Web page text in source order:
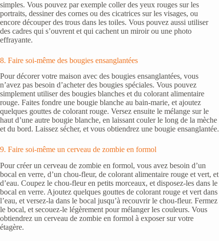
simples. Vous pouvez par exemple coller des yeux rouges sur les
portraits, dessiner des cornes ou des cicatrices sur les visages, ou
encore découper des trous dans les toiles. Vous pouvez aussi utiliser
des cadres qui s’ouvrent et qui cachent un miroir ou une photo
effrayante.
8. Faire soi-même des bougies ensanglantées
Pour décorer votre maison avec des bougies ensanglantées, vous
n’avez pas besoin d’acheter des bougies spéciales. Vous pouvez
simplement utiliser des bougies blanches et du colorant alimentaire
rouge. Faites fondre une bougie blanche au bain-marie, et ajoutez
quelques gouttes de colorant rouge. Versez ensuite le mélange sur le
haut d’une autre bougie blanche, en laissant couler le long de la mèche
et du bord. Laissez sécher, et vous obtiendrez une bougie ensanglantée.
9. Faire soi-même un cerveau de zombie en formol
Pour créer un cerveau de zombie en formol, vous avez besoin d’un
bocal en verre, d’un chou-fleur, de colorant alimentaire rouge et vert, et
d’eau. Coupez le chou-fleur en petits morceaux, et disposez-les dans le
bocal en verre. Ajoutez quelques gouttes de colorant rouge et vert dans
l’eau, et versez-la dans le bocal jusqu’à recouvrir le chou-fleur. Fermez
le bocal, et secouez-le légèrement pour mélanger les couleurs. Vous
obtiendrez un cerveau de zombie en formol à exposer sur votre
étagère.